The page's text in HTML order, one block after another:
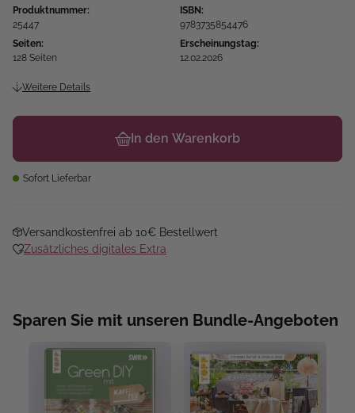
Produktnummer:
25447
ISBN:
9783735854476
Seiten:
128 Seiten
Erscheinungstag:
12.02.2026
Weitere Details
In den Warenkorb
Sofort Lieferbar
Versandkostenfrei ab 10€ Bestellwert
Zusätzliches digitales Extra
Sparen Sie mit unseren Bundle-Angeboten